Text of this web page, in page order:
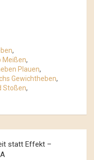
,
Meißen,
Plauen,
Gewichtheben,
Stoßen,
statt Effekt –